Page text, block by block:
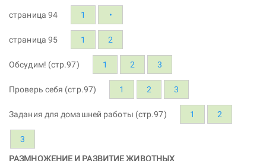
страница 94 1 •
страница 95 1 2
Обсудим! (стр.97) 1 2 3
Проверь себя (стр.97) 1 2 3
Задания для домашней работы (стр.97) 1 2
3
РАЗМНОЖЕНИЕ И РАЗВИТИЕ ЖИВОТНЫХ